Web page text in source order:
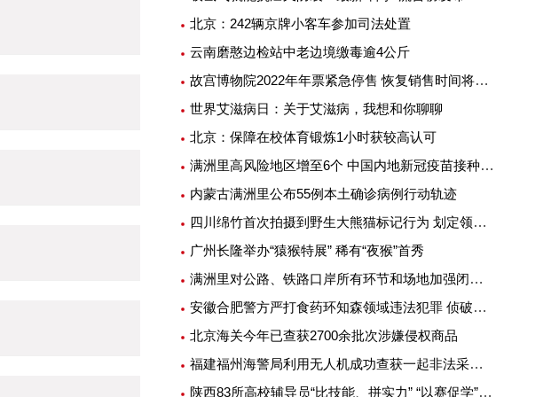
北京：242辆京牌小客车参加司法处置
云南磨憨边检站中老边境缴毒逾4公斤
故宫博物院2022年年票紧急停售 恢复销售时间将另行公告
世界艾滋病日：关于艾滋病，我想和你聊聊
北京：保障在校体育锻炼1小时获较高认可
满洲里高风险地区增至6个 中国内地新冠疫苗接种超25亿剂次
内蒙古满洲里公布55例本土确诊病例行动轨迹
四川绵竹首次拍摄到野生大熊猫标记行为 划定领地或吸引异性
广州长隆举办“猿猴特展” 稀有“夜猴”首秀
满洲里对公路、铁路口岸所有环节和场地加强闭环管理
安徽合肥警方严打食药环知森领域违法犯罪 侦破重特大案件14起
北京海关今年已查获2700余批次涉嫌侵权商品
福建福州海警局利用无人机成功查获一起非法采矿案
陕西83所高校辅导员“比技能、拼实力” “以赛促学”提升专业素质